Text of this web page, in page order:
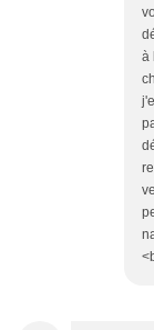
à